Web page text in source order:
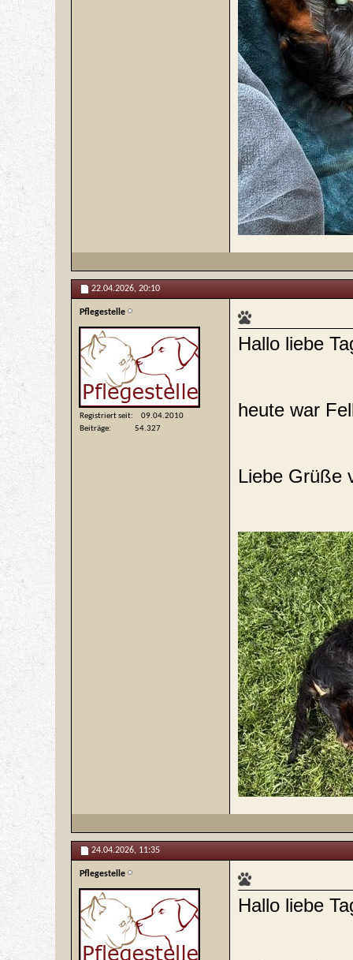
22.04.2026, 20:10
Pflegestelle
Registriert seit
09.04.2010
Beiträge
54.327
Hallo liebe
heute war
Liebe Grüße
24.04.2026, 11:35
Pflegestelle
Hallo liebe